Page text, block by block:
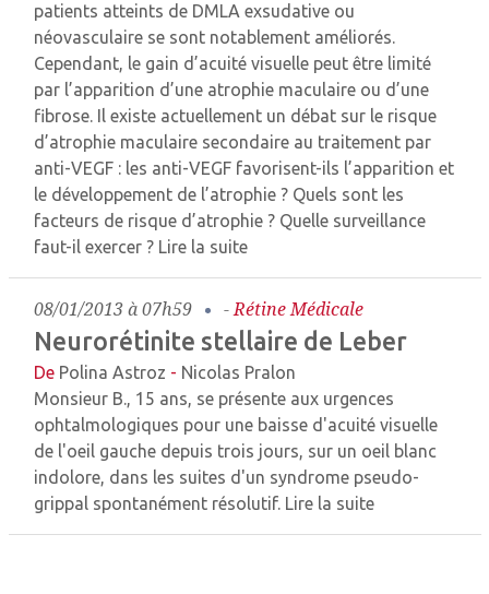
patients atteints de DMLA exsudative ou
néovasculaire se sont notablement améliorés.
Cependant, le gain d’acuité visuelle peut être limité
par l’apparition d’une atrophie maculaire ou d’une
fibrose. Il existe actuellement un débat sur le risque
d’atrophie maculaire secondaire au traitement par
anti-VEGF : les anti-VEGF favorisent-ils l’apparition et
le développement de l’atrophie ? Quels sont les
facteurs de risque d’atrophie ? Quelle surveillance
faut-il exercer ? Lire la suite
08/01/2013 à 07h59 -Rétine Médicale
Neurorétinite stellaire de Leber
De Polina Astroz - Nicolas Pralon
Monsieur B., 15 ans, se présente aux urgences
ophtalmologiques pour une baisse d'acuité visuelle
de l'oeil gauche depuis trois jours, sur un oeil blanc
indolore, dans les suites d'un syndrome pseudo-
grippal spontanément résolutif. Lire la suite